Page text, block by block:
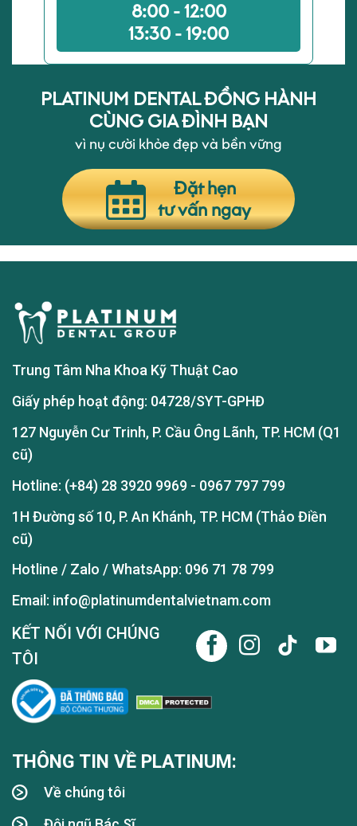
8:00 - 12:00
13:30 - 19:00
PLATINUM DENTAL ĐỒNG HÀNH
CÙNG GIA ĐÌNH BẠN
vì nụ cười khỏe đẹp và bền vững
Đặt hẹn
tư vấn ngay
Trung Tâm Nha Khoa Kỹ Thuật Cao
Giấy phép hoạt động: 04728/SYT-GPHĐ
127 Nguyễn Cư Trinh, P. Cầu Ông Lãnh, TP. HCM (Q1
cũ)
Hotline: (+84) 28 3920 9969 - 0967 797 799
1H Đường số 10, P. An Khánh, TP. HCM (Thảo Điền
cũ)
Hotline / Zalo / WhatsApp: 096 71 78 799
Email: info@platinumdentalvietnam.com
KẾT NỐI VỚI CHÚNG
TÔI
THÔNG TIN VỀ PLATINUM:
Về chúng tôi